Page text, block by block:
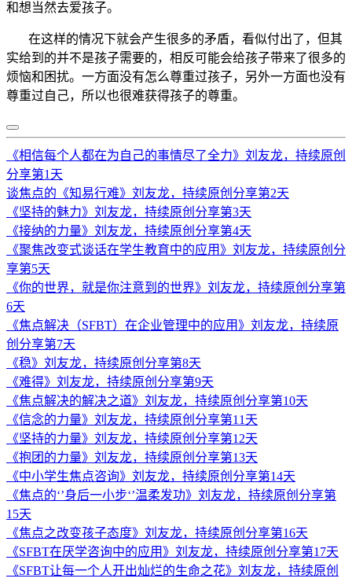
和想当然去爱孩子。
在这样的情况下就会产生很多的矛盾，看似付出了，但其
实给到的并不是孩子需要的，相反可能会给孩子带来了很多的
烦恼和困扰。一方面没有怎么尊重过孩子，另外一方面也没有
尊重过自己，所以也很难获得孩子的尊重。
《相信每个人都在为自己的事情尽了全力》刘友龙，持续原创
分享第1天
谈焦点的《知易行难》刘友龙，持续原创分享第2天
《坚持的魅力》刘友龙，持续原创分享第3天
《接纳的力量》刘友龙，持续原创分享第4天
《聚焦改变式谈话在学生教育中的应用》刘友龙，持续原创分
享第5天
《你的世界，就是你注意到的世界》刘友龙，持续原创分享第
6天
《焦点解决（SFBT）在企业管理中的应用》刘友龙，持续原
创分享第7天
《稳》刘友龙，持续原创分享第8天
《难得》刘友龙，持续原创分享第9天
《焦点解决的解决之道》刘友龙，持续原创分享第10天
《信念的力量》刘友龙，持续原创分享第11天
《坚持的力量》刘友龙，持续原创分享第12天
《抱团的力量》刘友龙，持续原创分享第13天
《中小学生焦点咨询》刘友龙，持续原创分享第14天
《焦点的‘’身后一小步‘’温柔发功》刘友龙，持续原创分享第
15天
《焦点之改变孩子态度》刘友龙，持续原创分享第16天
《SFBT在厌学咨询中的应用》刘友龙，持续原创分享第17天
《SFBT让每一个人开出灿烂的生命之花》刘友龙，持续原创